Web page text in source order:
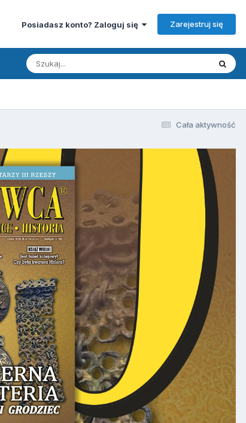
Posiadasz konto? Zaloguj się Zarejestruj się
Cała aktywność